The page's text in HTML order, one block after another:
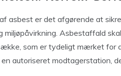
asbest er det afgørende at
miljøpåvirkning. Asbestaffald
som er tydeligt mærket for
autoriseret modtagerstation,